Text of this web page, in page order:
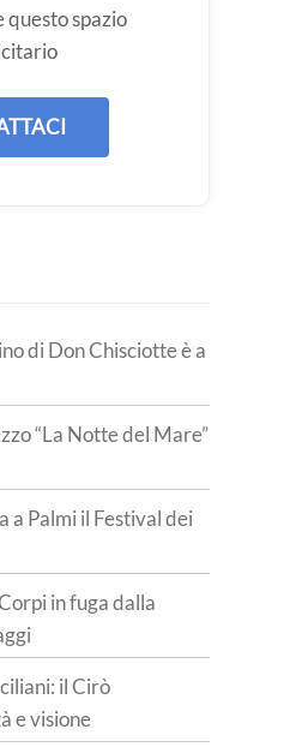
questo spazio
di Don Chisciotte è a
“La Notte del Mare”
a Palmi il Festival dei
in fuga dalla
il Cirò
e visione